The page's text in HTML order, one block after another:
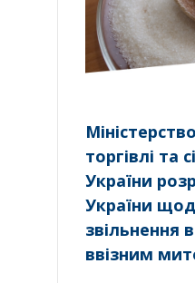
торгівлі та
України
України
звільнення
ввізним